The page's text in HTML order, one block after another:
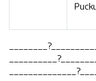
______________?____